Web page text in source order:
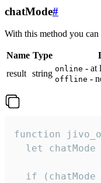
chatMode#
With this method you
Name Type
result string online - at
offline -
function
let chatMode
if (chatMode